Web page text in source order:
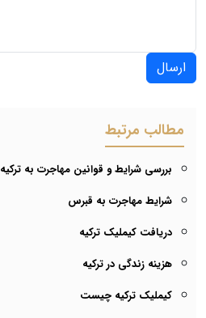
ارسال
مطالب مرتبط
بررسی شرایط و قوانین مهاجرت به ترکیه
شرایط مهاجرت به قبرس
دریافت کیملیک ترکیه
هزینه زندگی در ترکیه
کیملیک ترکیه چیست